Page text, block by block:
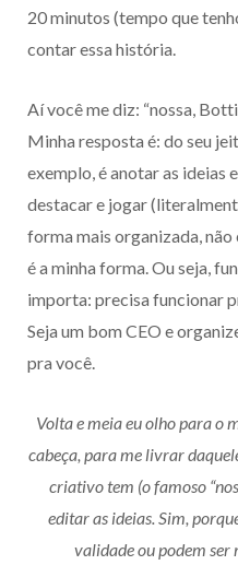
20 minutos (tempo que
contar essa história.
Aí você me diz: “nossa,
Minha resposta é: do seu
exemplo, é anotar as ideias
destacar e jogar
forma mais organizada, não
é a minha forma. Ou seja,
importa: precisa funcionar
Seja um bom CEO e
pra você.
Volta e meia eu olho para o
cabeça, para me livrar
criativo tem (o famoso
editar as ideias. Sim,
validade ou podem ser